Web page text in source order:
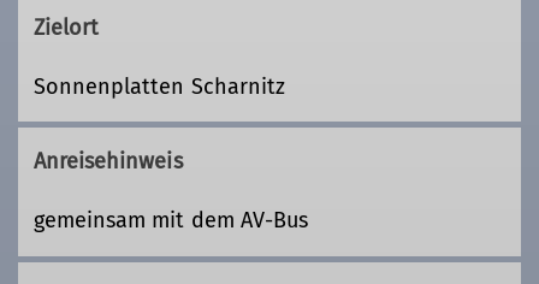
Zielort
Sonnenplatten Scharnitz
Anreisehinweis
gemeinsam mit dem AV-Bus